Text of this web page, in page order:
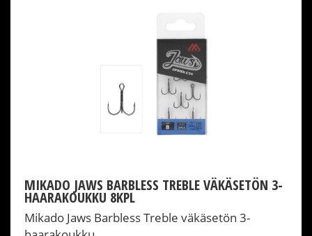
MIKADO JAWS BARBLESS TREBLE VÄKÄSETÖN 3-
HAARAKOUKKU 8KPL
Mikado Jaws Barbless Treble väkäsetön 3-